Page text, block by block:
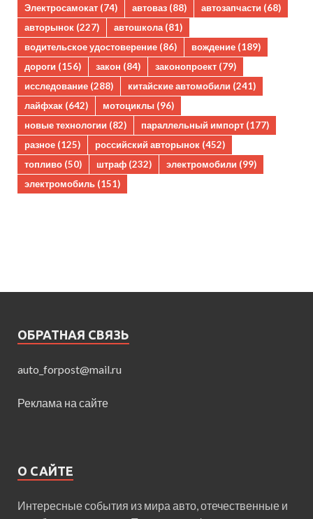
Электросамокат (74) автоваз (88) автозапчасти (68)
авторынок (227) автошкола(81)
водительское удостоверение (86) вождение (189)
дороги (156) закон (84) законопроект (79)
исследование (288) китайские автомобили (241)
лайфхак (642) мотоциклы (96)
новые технологии (82) параллельный импорт (177)
разное (125) российский авторынок (452)
топливо (50) штраф (232) электромобили (99)
электромобиль (151)
ОБРАТНАЯ СВЯЗЬ
auto_forpost@mail.ru
Реклама на сайте
О САЙТЕ
Интересные события из мира авто, отечественные и